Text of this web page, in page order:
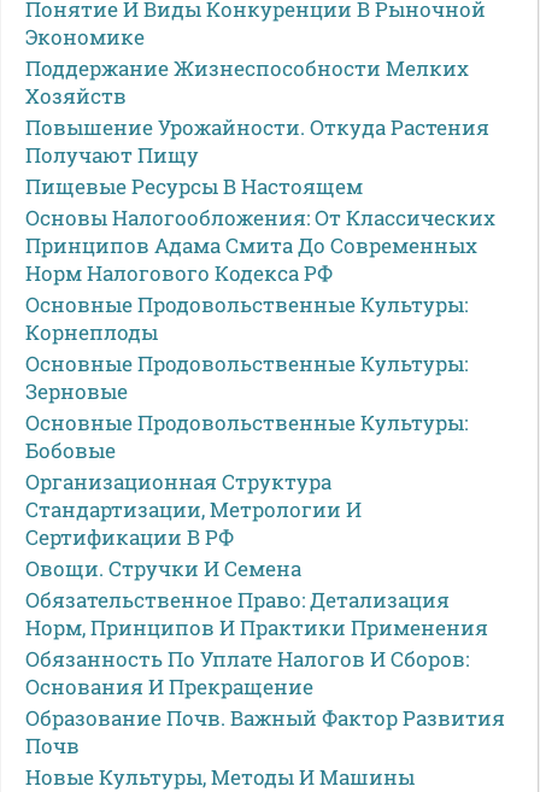
Понятие И Виды Конкуренции В Рыночной
Экономике
Поддержание Жизнеспособности Мелких
Хозяйств
Повышение Урожайности. Откуда Растения
Получают Пищу
Пищевые Ресурсы В Настоящем
Основы Налогообложения: От Классических
Принципов Адама Смита До Современных
Норм Налогового Кодекса РФ
Основные Продовольственные Культуры:
Корнеплоды
Основные Продовольственные Культуры:
Зерновые
Основные Продовольственные Культуры:
Бобовые
Организационная Структура
Стандартизации, Метрологии И
Сертификации В РФ
Овощи. Стручки И Семена
Обязательственное Право: Детализация
Норм, Принципов И Практики Применения
Обязанность По Уплате Налогов И Сборов:
Основания И Прекращение
Образование Почв. Важный Фактор Развития
Почв
Новые Культуры, Методы И Машины